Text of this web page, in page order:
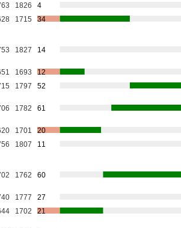
1826
4
1715 34
1827 14
1693
12
1797 52
1782 61
1701
20
1807 11
1762 60
1777
27
1702 21